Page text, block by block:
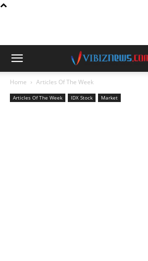
Home Articles Of The Week
Articles Of The Week IDX Stock Market